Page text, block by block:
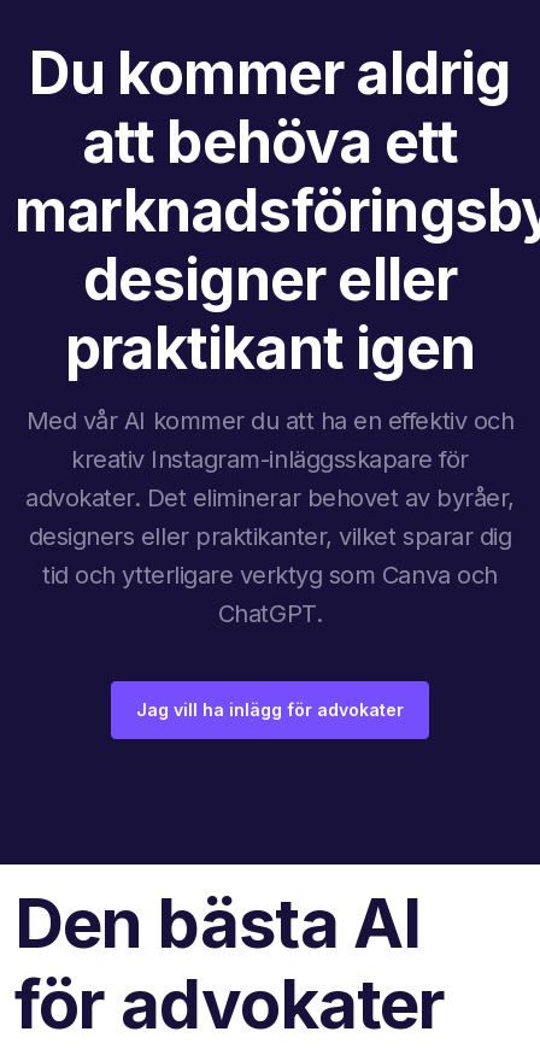
Du kommer aldrig
att behöva ett
designer eller
praktikant igen
Med vår AI kommer du att ha en effektiv och
kreativ Instagram-inläggsskapare för
advokater. Det eliminerar behovet av byråer,
designers eller praktikanter, vilket sparar dig
tid och ytterligare verktyg som Canva och
ChatGPT.
Jag vill ha inlägg för advokater
Den bästa AI
för advokater